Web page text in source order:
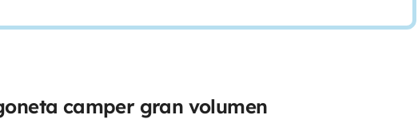
camper gran volumen